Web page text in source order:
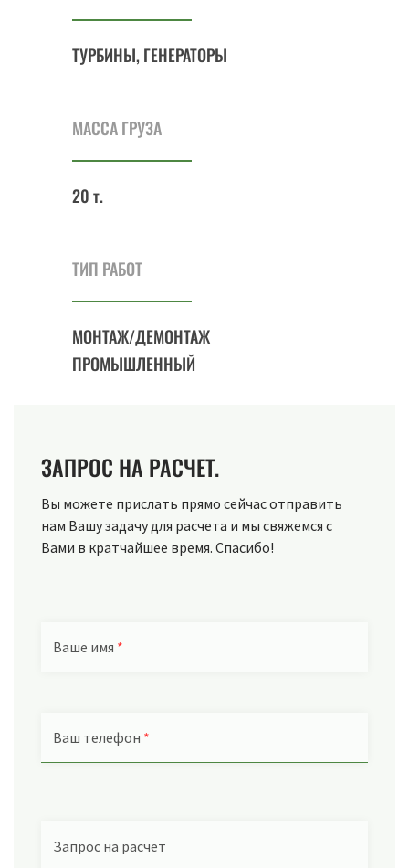
ТУРБИНЫ, ГЕНЕРАТОРЫ
МАССА ГРУЗА
20 т.
ТИП РАБОТ
МОНТАЖ/ДЕМОНТАЖ
ПРОМЫШЛЕННЫЙ
ЗАПРОС НА РАСЧЕТ.
Вы можете прислать прямо сейчас отправить
нам Вашу задачу для расчета и мы свяжемся с
Вами в кратчайшее время. Спасибо!
Ваше имя *
Ваш телефон *
Запрос на расчет